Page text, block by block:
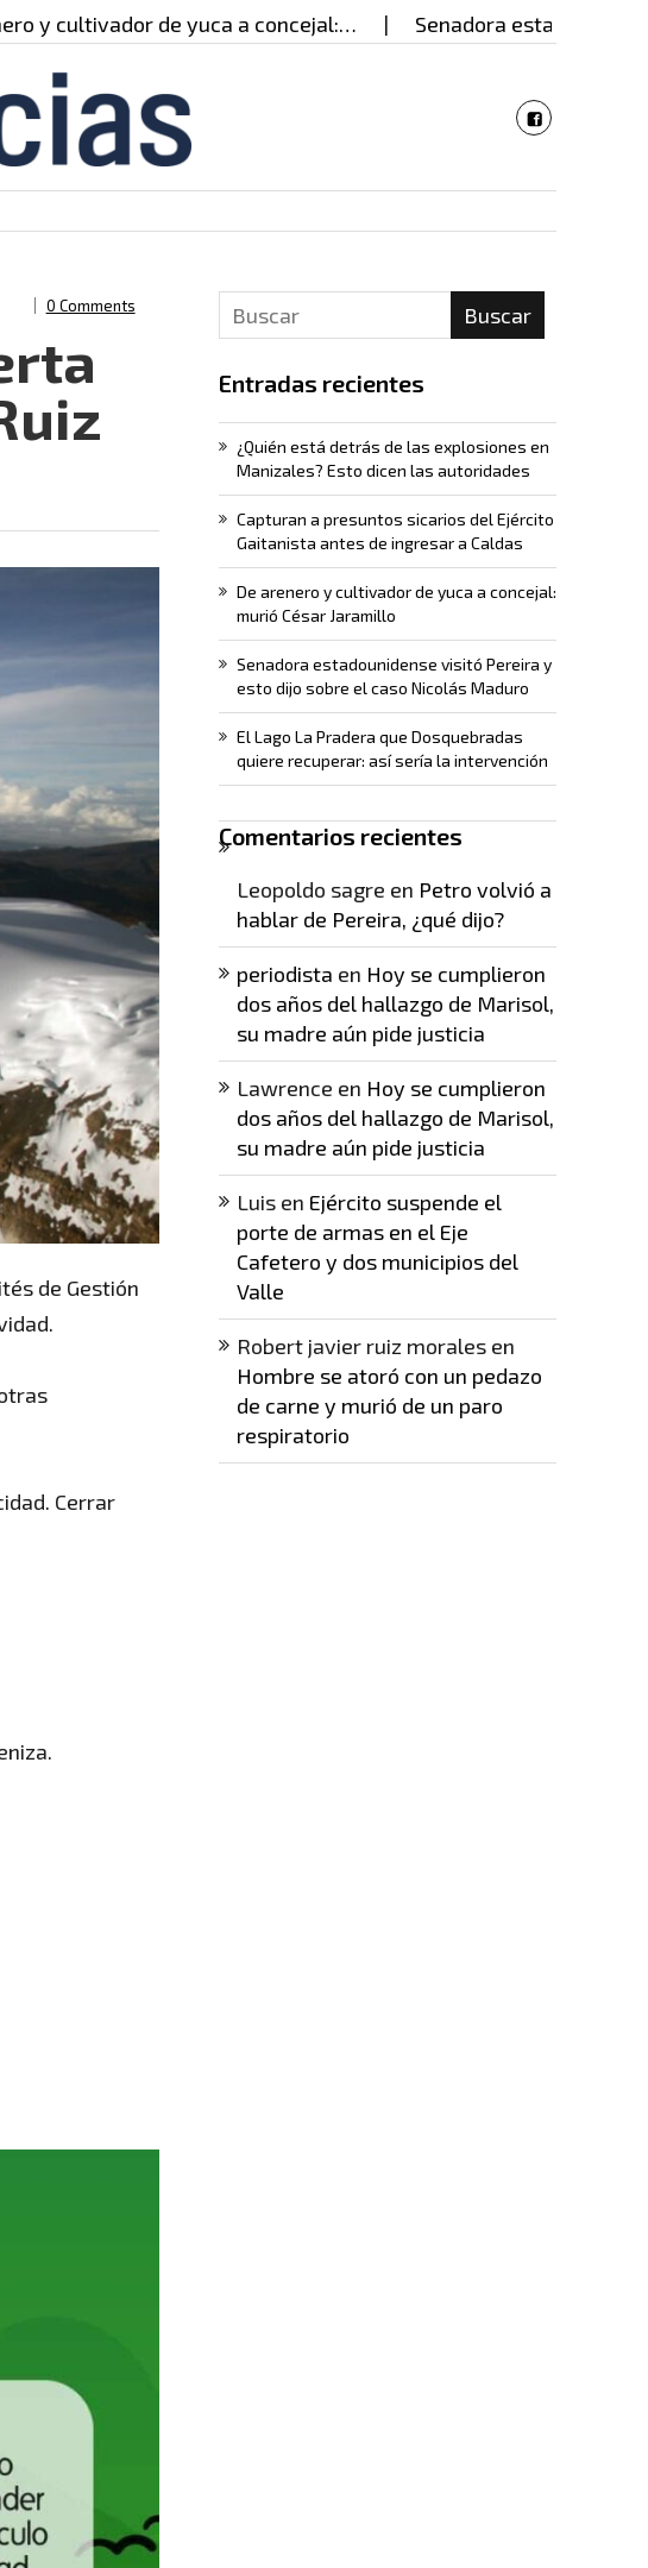
de yuca a concejal:… Senadora estadounidense
0 Comments
de Gestión
Cerrar
Buscar
Entradas recientes
¿Quién está detrás de las explosiones en
Manizales? Esto dicen las autoridades
Capturan a presuntos sicarios del Ejército
Gaitanista antes de ingresar a Caldas
De arenero y cultivador de yuca a concejal:
murió César Jaramillo
Senadora estadounidense visitó Pereira y
esto dijo sobre el caso Nicolás Maduro
El Lago La Pradera que Dosquebradas
quiere recuperar: así sería la intervención
Comentarios recientes
Leopoldo sagre en Petro volvió a
hablar de Pereira, ¿qué dijo?
periodista en Hoy se cumplieron
dos años del hallazgo de Marisol,
su madre aún pide justicia
Lawrence en Hoy se cumplieron
dos años del hallazgo de Marisol,
su madre aún pide justicia
Luisen Ejército suspende el
porte de armas en el Eje
Cafetero y dos municipios del
Valle
Robert javier ruiz moralesen
Hombre se atoró con un pedazo
de carne y murió de un paro
respiratorio